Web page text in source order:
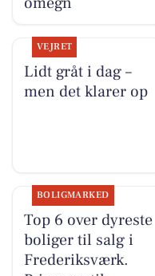
VEJRET
Lidt gråt i dag –
men det klarer op
BOLIGMARKED
Top 6 over dyreste
boliger til salg i
Frederiksværk.